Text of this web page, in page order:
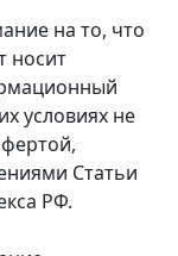
на то, что
носит
условиях не
Статьи
РФ.